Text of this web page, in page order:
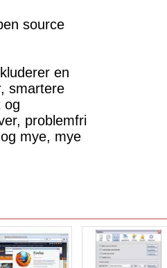
source
en
smartere
og
problemfri
mye, mye